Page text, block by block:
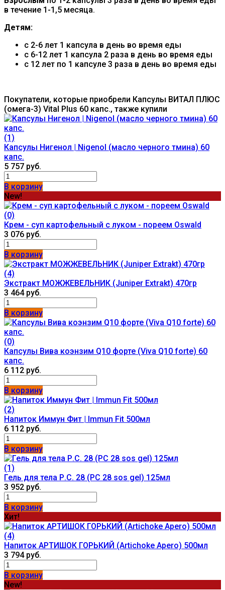
в течение 1-1,5 месяца.
Детям:
с 2-6 лет 1 капсула в день во время еды
с 6-12 лет 1 капсула 2 раза в день во время еды
с 12 лет по 1 капсуле 3 раза в день во время еды
Покупатели, которые приобрели Капсулы ВИТАЛ ПЛЮС
(омега-3) Vital Plus 60 капс., также купили
(1)
Капсулы Нигенол | Nigenol (масло черного тмина) 60
капс.
5 757 руб.
В корзину
New!
(0)
Крем - суп картофельный с луком - пореем Oswald
3 076 руб.
В корзину
(4)
Экстракт МОЖЖЕВЕЛЬНИК (Juniper Extrakt) 470гр
3 464 руб.
В корзину
(0)
Капсулы Вива коэнзим Q10 форте (Viva Q10 forte) 60
капс.
6 112 руб.
В корзину
(2)
Напиток Иммун Фит | Immun Fit 500мл
6 112 руб.
В корзину
(1)
Гель для тела Р.С. 28 (РС 28 sos gel) 125мл
3 952 руб.
В корзину
Хит!
(4)
Напиток АРТИШОК ГОРЬКИЙ (Artichoke Apero) 500мл
3 794 руб.
В корзину
New!